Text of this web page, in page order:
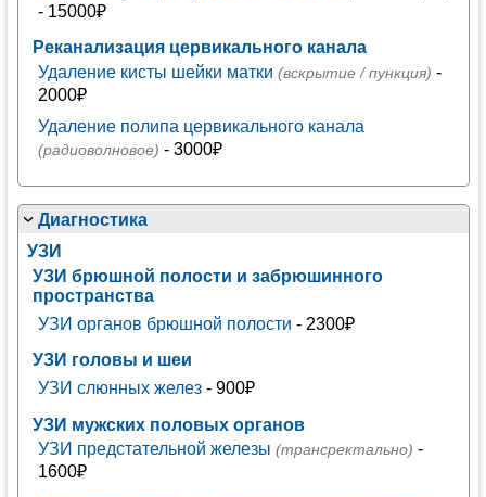
- 15000₽
Реканализация цервикального канала
Удаление кисты шейки матки (вскрытие / пункция) -
2000₽
Удаление полипа цервикального канала
(радиоволновое) - 3000₽
Диагностика
УЗИ
УЗИ брюшной полости и забрюшинного
пространства
УЗИ органов брюшной полости - 2300₽
УЗИ головы и шеи
УЗИ слюнных желез- 900₽
УЗИ мужских половых органов
УЗИ предстательной железы (трансректально) -
1600₽